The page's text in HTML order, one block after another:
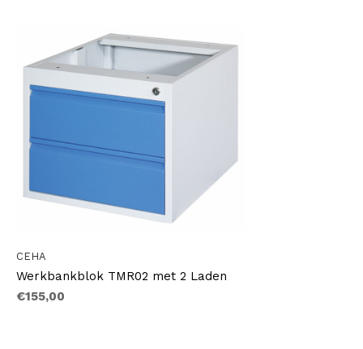
CEHA
Werkbankblok TMR02 met 2 Laden
€155,00